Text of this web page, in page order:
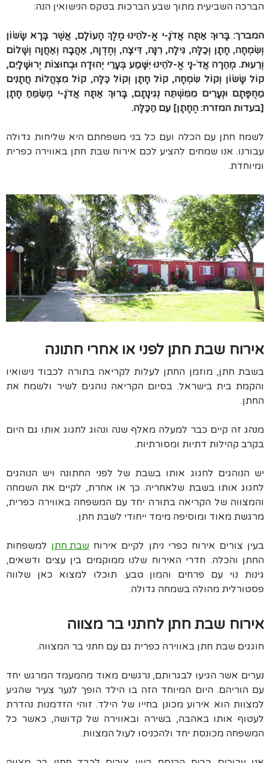
הברכה השביעית מתוך שבע הברכות בטקס הנישואין הנה:
המברך: בָּרוּךְ אַתָּה אֲדֹנָ-י אֱ-לֹהֵינוּ מֶלֶךְ הָעוֹלָם, אֲשֶׁר בָּרָא שָׂשׂוֹן
וְשִׂמְחָה, חָתָן וְכַלָּה, גִּילָה, רִנָּה, דִּיצָה, וְחֶדְוָה, אַהֲבָה וְאַחֲוָה וְשָׁלוֹם
וְרֵעוּת. מְהֵרָה אֲדֹ-נָי אֱ-לֹהֵינוּ יִשָּׁמַע בְּעָרֵי יְהוּדָה וּבְחוּצוֹת יְרוּשָׁלָיִם,
קוֹל שָׂשׂוֹן וְקוֹל שִׂמְחָה, קוֹל חָתָן וְקוֹל כַּלָּה, קוֹל מִצְהֲלוֹת חֲתָנִים
מֵחֻפָּתָם וּנְעָרִים מִמִּשְׁתֵּה נְגִינָתָם, בָּרוּךְ אַתָּה אֲדֹנָ-י מְשַׂמֵּחַ חָתָן
[בעדות המזרח: הֶחָתָן] עִם הַכַּלָּה.
לשמח חתן עם הכלה ועם כל בני משפחתם היא שליחות גדולה
עבורנו. אנו שמחים להציע לכם אירוח שבת חתן באווירה כפרית
ומיוחדת.
אירוח שבת חתן לפני או אחרי חתונה
בשבת חתן, מוזמן החתן לעלות לקריאה בתורה לכבוד נישואיו
והקמת בית בישראל. בסיום הקריאה נוהגים לשיר ולשמח את
החתן.
מנהג זה קיים כבר למעלה מאלף שנה ונהוג לחגוג אותו גם היום
בקרב קהילות דתיות ומסורתיות.
יש הנוהגים לחגוג אותו בשבת של לפני החתונה ויש הנוהגים
לחגוג אותו בשבת שלאחריה. כך או אחרת, לקיים את השמחה
והמצווה של הקריאה בתורה יחד עם המשפחה באווירה כפרית,
מרגשת מאוד ומוסיפה מימד ייחודי לשבת חתן.
בעין צורים אירוח כפרי ניתן לקיים אירוח שבת חתןלמשפחות
החתן והכלה. חדרי האירוח שלנו ממוקמים בין עצים ודשאים,
גינות נוי עם פרחים והמון טבע. תוכלו למצוא כאן שלווה
פסטורלית מהולה בשמחה גדולה.
אירוח שבת חתן לחתני בר מצווה
חוגגים שבת חתן באווירה כפרית גם עם חתני בר המצווה.
נערים אשר הגיעו לבגרותם, נרגשים מאוד מהמעמד המרגש יחד
עם הוריהם. היום המיוחד הזה בו הילד הופך לנער צעיר שהגיע
למצוות הוא אירוע מכונן בחייו של הילד. זוהי הזדמנות נהדרת
לעטוף אותו באהבה, בשירה ובאווירה של קדושה, כאשר כל
המשפחה מכונסת יחד ולהכניסו לעול המצוות.